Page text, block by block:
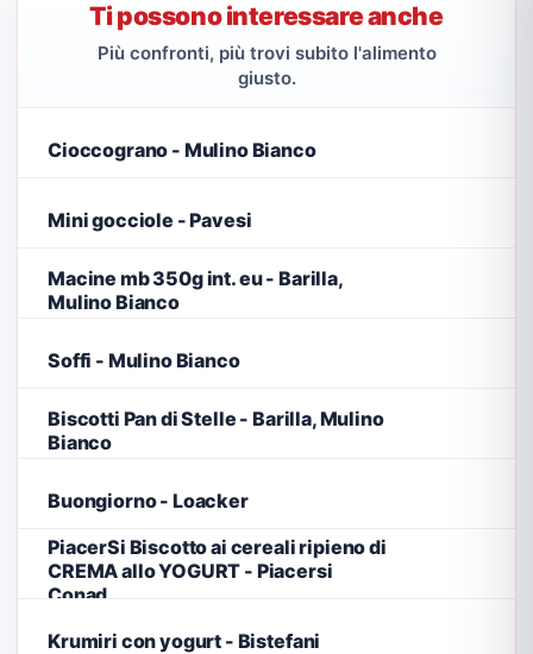
Ti possono interessare anche
Più confronti, più trovi subito l'alimento
giusto.
Cioccograno - Mulino Bianco
Mini gocciole - Pavesi
Macine mb 350g int. eu - Barilla,
Mulino Bianco
Soffi - Mulino Bianco
Biscotti Pan di Stelle - Barilla, Mulino
Bianco
Buongiorno - Loacker
PiacerSi Biscotto ai cereali ripieno di
CREMA allo YOGURT - Piacersi
Conad
Krumiri con yogurt - Bistefani